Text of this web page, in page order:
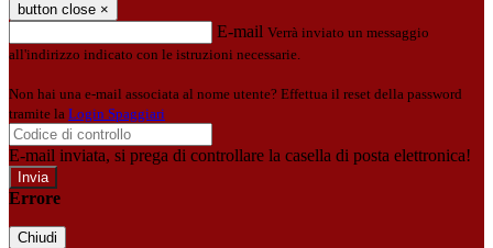
button close ×
E-mail Verrà inviato un messaggio
all'indirizzo indicato con le istruzioni necessarie.
Non hai una e-mail associata al nome utente? Effettua il reset della password
tramite la Login Spaggiari
E-mail inviata, si prega di controllare la casella di posta elettronica!
Errore
Chiudi